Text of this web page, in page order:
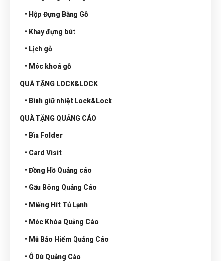
• Hộp Đựng Bằng Gỗ
• Khay đựng bút
• Lịch gỗ
• Móc khoá gỗ
QUÀ TẶNG LOCK&LOCK
• Bình giữ nhiệt Lock&Lock
QUÀ TẶNG QUẢNG CÁO
• Bìa Folder
• Card Visit
• Đồng Hồ Quảng cáo
• Gấu Bông Quảng Cáo
• Miếng Hít Tủ Lạnh
• Móc Khóa Quảng Cáo
• Mũ Bảo Hiểm Quảng Cáo
• Ô Dù Quảng Cáo